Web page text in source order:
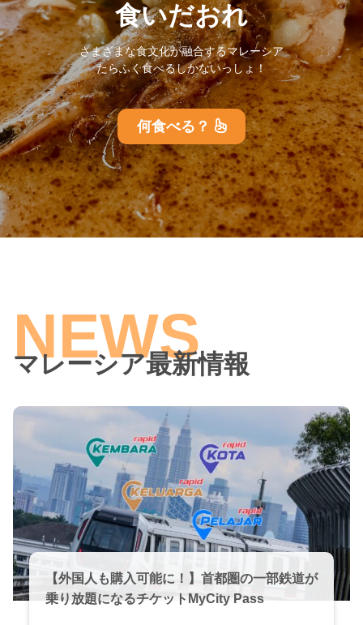
食いだおれ
さまざまな食文化が融合するマレーシア
たらふく食べるしかないっしょ！
何食べる？
マレーシア最新情報
【外国人も購入可能に！】首都圏の一部鉄道が
乗り放題になるチケットMyCity Pass